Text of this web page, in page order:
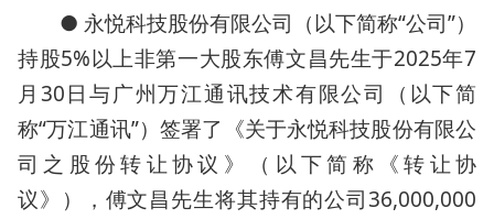
● 永悦科技股份有限公司（以下简称“公司”）
持股5%以上非第一大股东傅文昌先生于2025年7
月30日与广州万江通讯技术有限公司（以下简
称“万江通讯”）签署了《关于永悦科技股份有限公
司之股份转让协议》（以下简称《转让协
议》），傅文昌先生将其持有的公司36,000,000